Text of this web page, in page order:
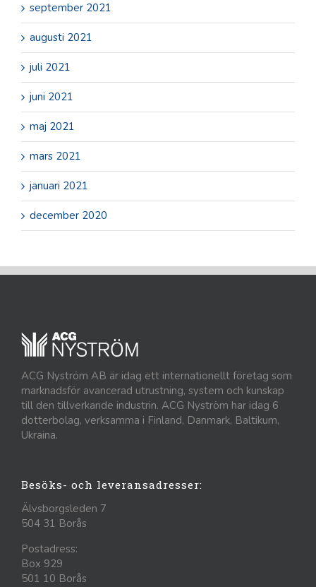
september 2021
augusti 2021
juli 2021
juni 2021
maj 2021
mars 2021
januari 2021
december 2020
ACG Nyström AB är idag ett internationellt företag som
marknadsför avancerad utrustning, system och kunskap
till den tillverkande industrin. ACG Nyström har idag 6
dotterbolag, verksamma i Finland, Danmark, Baltikum,
Ukraina.
Besöks- och leveransadresser:
Älvsborgsleden 7
504 31 Borås
Postadress:
Box 929
501 10 Borås